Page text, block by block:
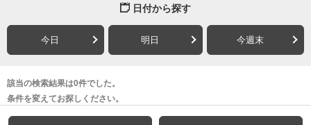
日付から探す
今日 明日 今週末
該当の検索結果は0件でした。
条件を変えてお探しください。